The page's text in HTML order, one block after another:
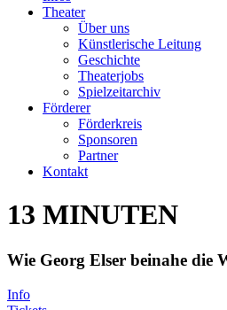
Theater
Über uns
Künstlerische Leitung
Geschichte
Theaterjobs
Spielzeitarchiv
Förderer
Förderkreis
Sponsoren
Partner
Kontakt
13 MINUTEN
Wie Georg Elser beinahe die
Info